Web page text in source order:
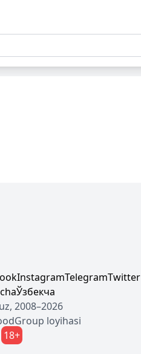
InstagramTelegramTwitter
Ўзбекча
2008–2026
loyihasi
18+